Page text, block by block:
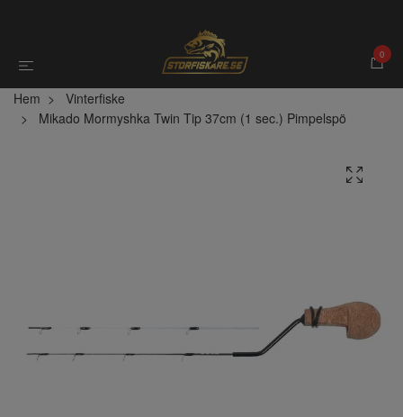
0
Hem
Vinterfiske
Mikado Mormyshka Twin Tip 37cm (1 sec.) Pimpelspö